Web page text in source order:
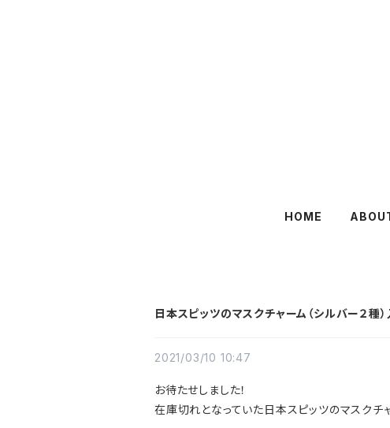
HOME
日本スピッツのマスクチャーム（シルバー２種）
2021/03/10 10:47
お待たせしました！
在庫切れとなっていた日本スピッツのマスク